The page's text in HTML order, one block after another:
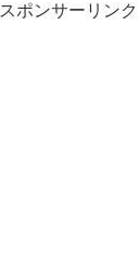
スポンサーリンク